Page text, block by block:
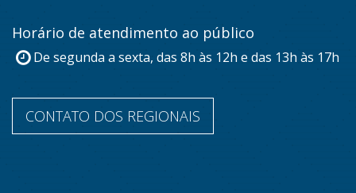
Horário de atendimento ao público
De segunda a sexta, das 8h às 12h e das 13h às 17h
CONTATO DOS REGIONAIS